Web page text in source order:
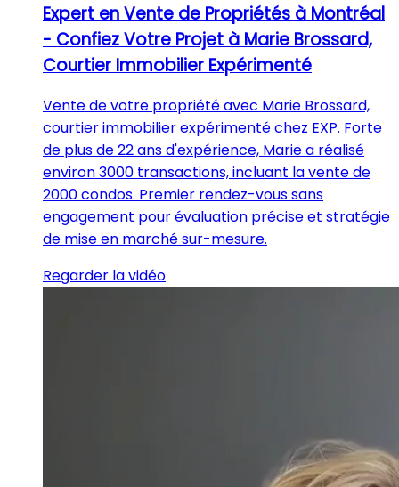
Expert en Vente de Propriétés à Montréal
- Confiez Votre Projet à Marie Brossard,
Courtier Immobilier Expérimenté
Vente de votre propriété avec Marie Brossard,
courtier immobilier expérimenté chez EXP. Forte
de plus de 22 ans d'expérience, Marie a réalisé
environ 3000 transactions, incluant la vente de
2000 condos. Premier rendez-vous sans
engagement pour évaluation précise et stratégie
de mise en marché sur-mesure.
Regarder la vidéo